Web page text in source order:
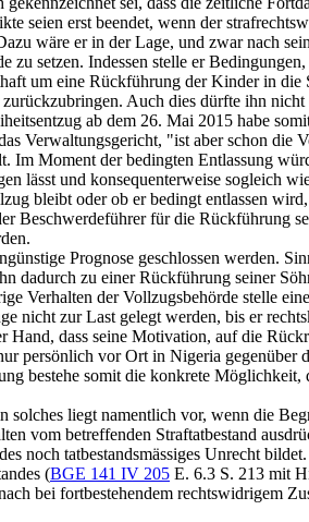
seien erst beendet, wenn der
wäre er in der Lage, und zwar nach
setzen. Indessen stelle er
um eine Rückführung der Kinder in
Auch dies dürfte ihn
ab dem 26. Mai 2015 habe
Verwaltungsgericht, "ist aber schon die
Moment der bedingten Entlassung
lässt und konsequenterweise sogleich
bleibt oder ob er bedingt entlassen
für die Rückführung
Prognose geschlossen werden.
dadurch zu einer Rückführung seiner
Verhalten der Vollzugsbehörde stelle
nicht zur Last gelegt werden, bis er
dass seine Motivation, auf die
persönlich vor Ort in Nigeria gegenüber
bestehe somit die konkrete
liegt namentlich vor, wenn die
vom betreffenden Straftatbestand
noch tatbestandsmässiges Unrecht
(BGE 141 IV 205 E. 6.3 S. 213 mit
bei fortbestehendem rechtswidrigem